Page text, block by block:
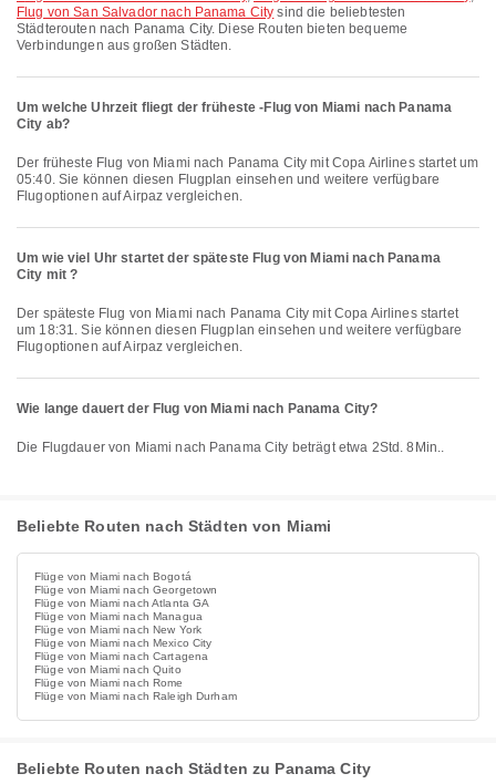
Flug von San Salvador nach Panama City sind die beliebtesten
Städterouten nach Panama City. Diese Routen bieten bequeme
Verbindungen aus großen Städten.
Um welche Uhrzeit fliegt der früheste -Flug von Miami nach Panama
City ab?
Der früheste Flug von Miami nach Panama City mit Copa Airlines startet um
05:40. Sie können diesen Flugplan einsehen und weitere verfügbare
Flugoptionen auf Airpaz vergleichen.
Um wie viel Uhr startet der späteste Flug von Miami nach Panama
City mit ?
Der späteste Flug von Miami nach Panama City mit Copa Airlines startet
um 18:31. Sie können diesen Flugplan einsehen und weitere verfügbare
Flugoptionen auf Airpaz vergleichen.
Wie lange dauert der Flug von Miami nach Panama City?
Die Flugdauer von Miami nach Panama City beträgt etwa 2Std. 8Min..
Beliebte Routen nach Städten von Miami
Flüge von Miami nach Bogotá
Flüge von Miami nach Georgetown
Flüge von Miami nach Atlanta GA
Flüge von Miami nach Managua
Flüge von Miami nach New York
Flüge von Miami nach Mexico City
Flüge von Miami nach Cartagena
Flüge von Miami nach Quito
Flüge von Miami nach Rome
Flüge von Miami nach Raleigh Durham
Beliebte Routen nach Städten zu Panama City